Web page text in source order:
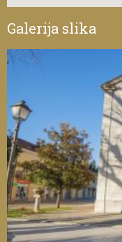
Galerija slika